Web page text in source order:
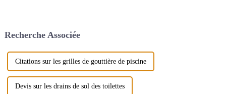
nous...
Recherche Associée
Citations sur les grilles de gouttière de piscine
Devis sur les drains de sol des toilettes